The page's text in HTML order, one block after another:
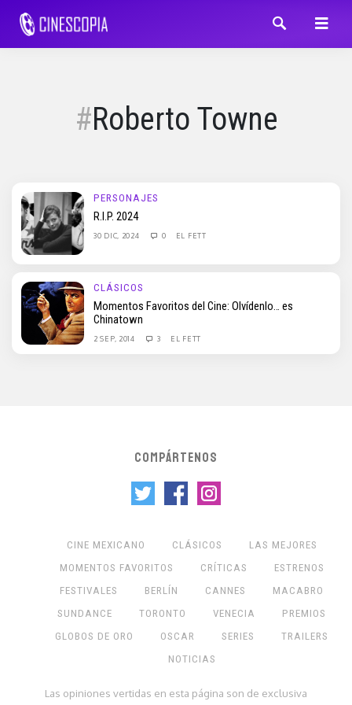
Roberto Towne
PERSONAJES
R.I.P. 2024
30 DIC, 2024 0 EL FETT
CLÁSICOS
Momentos Favoritos del Cine: Olvídenlo… es
Chinatown
2 SEP, 2014 3 EL FETT
COMPÁRTENOS
CINE MEXICANO CLÁSICOS
LAS MEJORES
MOMENTOS FAVORITOS
CRÍTICAS
ESTRENOS
FESTIVALES
BERLÍN CANNES
MACABRO
SUNDANCE
TORONTO VENECIA
PREMIOS
GLOBOS DE ORO
OSCAR SERIES
TRAILERS
NOTICIAS
Las opiniones vertidas en esta página son de exclusiva